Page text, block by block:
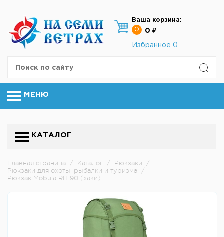
Ваша корзина:
0
0 ₽
Избранное 0
МЕНЮ
КАТАЛОГ
Главная страница / Каталог / Рюкзаки
/
Рюкзаки для охоты, рыбалки и туризма /
Рюкзак Mobula RH 90 (хаки)